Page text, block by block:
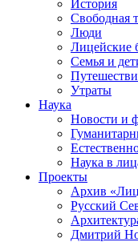
История
Свободная
Люди
Лицейские
Семья и
Утраты
Наука
Новости и
Наука в
Проекты
Архив
Русский
Дмитрий